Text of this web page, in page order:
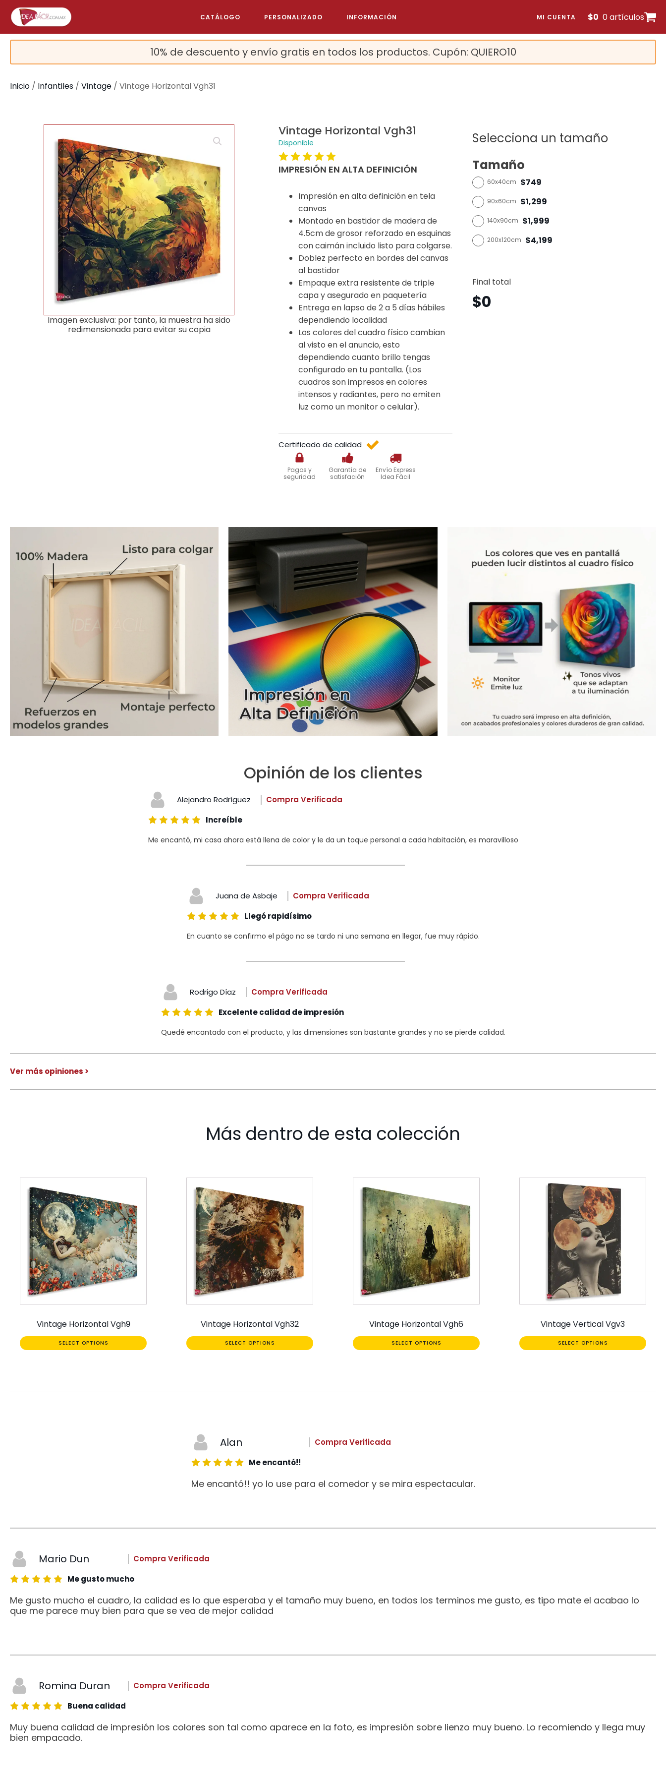
CATÁLOGO PERSONALIZADO INFORMACIÓN MI CUENTA $0 0 artículos
10% de descuento y envío gratis en todos los productos. Cupón: QUIERO10
Inicio / Infantiles / Vintage / Vintage Horizontal Vgh31
Imagen exclusiva: por tanto, la muestra ha sido
redimensionada para evitar su copia
Vintage Horizontal Vgh31
Disponible
IMPRESIÓN EN ALTA DEFINICIÓN
Impresión en alta definición en tela
canvas
Montado en bastidor de madera de
4.5cm de grosor reforzado en esquinas
con caimán incluido listo para colgarse.
Doblez perfecto en bordes del canvas
al bastidor
Empaque extra resistente de triple
capa y asegurado en paquetería
Entrega en lapso de 2 a 5 días hábiles
dependiendo localidad
Los colores del cuadro físico cambian
al visto en el anuncio, esto
dependiendo cuanto brillo tengas
configurado en tu pantalla. (Los
cuadros son impresos en colores
intensos y radiantes, pero no emiten
luz como un monitor o celular).
Certificado de calidad
Pagos y
seguridad
Garantía de
satisfación
Envío Express
Idea Fácil
Selecciona un tamaño
Tamaño
60x40cm $749
90x60cm $1,299
140x90cm $1,999
200x120cm $4,199
Final total
$0
Opinión de los clientes
Alejandro Rodríguez
Compra Verificada
Increíble
Me encantó, mi casa ahora está llena de color y le da un toque personal a cada habitación, es maravilloso
Juana de Asbaje
Compra Verificada
Llegó rapidísimo
En cuanto se confirmo el págo no se tardo ni una semana en llegar, fue muy rápido.
Rodrigo Díaz
Compra Verificada
Excelente calidad de impresión
Quedé encantado con el producto, y las dimensiones son bastante grandes y no se pierde calidad.
Ver más opiniones >
Más dentro de esta colección
Vintage Horizontal Vgh9
SELECT OPTIONS
Vintage Horizontal Vgh32
SELECT OPTIONS
Vintage Horizontal Vgh6
SELECT OPTIONS
Vintage Vertical Vgv3
SELECT OPTIONS
Alan
Compra Verificada
Me encantó!!
Me encantó!! yo lo use para el comedor y se mira espectacular.
Mario Dun
Compra Verificada
Me gusto mucho
Me gusto mucho el cuadro, la calidad es lo que esperaba y el tamaño muy bueno, en todos los terminos me gusto, es tipo mate el acabao lo
que me parece muy bien para que se vea de mejor calidad
Romina Duran
Compra Verificada
Buena calidad
Muy buena calidad de impresión los colores son tal como aparece en la foto, es impresión sobre lienzo muy bueno. Lo recomiendo y llega muy
bien empacado.